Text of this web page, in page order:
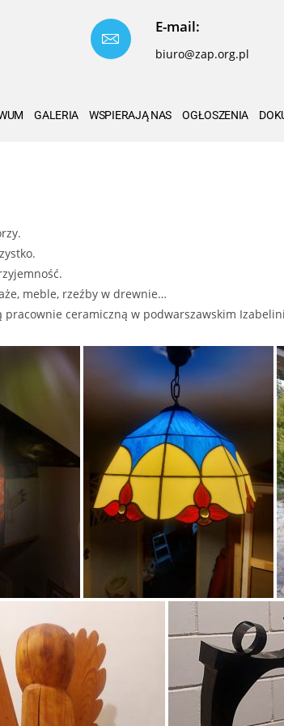
E-mail:
biuro@zap.org.pl
GALERIA WSPIERAJĄ NAS OGŁOSZENIA
meble, rzeźby w drewnie…
ceramiczną w podwarszawskim